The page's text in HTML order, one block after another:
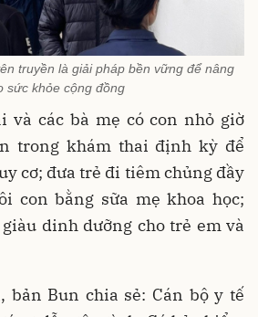
truyền là giải pháp bền vững để nâng
sức khỏe cộng đồng
và các bà mẹ có con nhỏ giờ
trong khám thai định kỳ để
cơ; đưa trẻ đi tiêm chủng đầy
con bằng sữa mẹ khoa học;
dinh dưỡng cho trẻ em và
bản Bun chia sẻ: Cán bộ y tế